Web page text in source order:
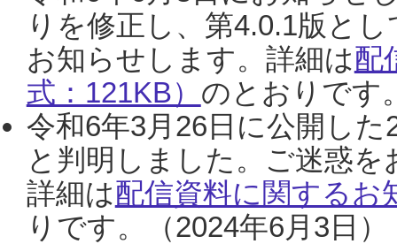
りを修正し、第4.0.1版と
お知らせします。詳細は配
式：121KB） のとおりです
令和6年3月26日に公開し
と判明しました。ご迷惑
詳細は配信資料に関するお
りです。（2024年6月3日）